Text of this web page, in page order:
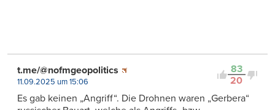
83
20
t.me/@nofmgeopolitics
11.09.2025 um 15:06
Es gab keinen „Angriff“. Die Drohnen waren „Gerbera“